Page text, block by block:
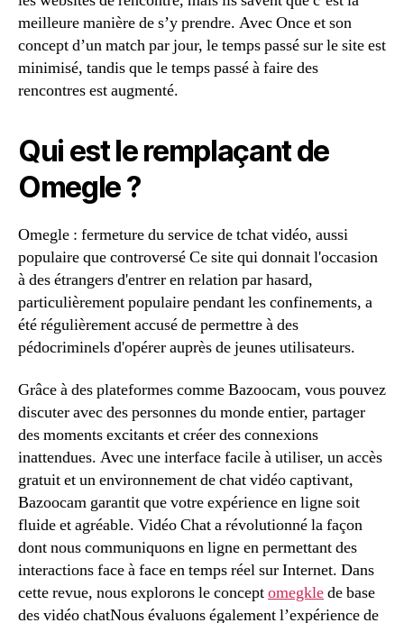
meilleure manière de s’y prendre. Avec Once et son
concept d’un match par jour, le temps passé sur le site est
minimisé, tandis que le temps passé à faire des
rencontres est augmenté.
Qui est le remplaçant de
Omegle ?
Omegle : fermeture du service de tchat vidéo, aussi
populaire que controversé Ce site qui donnait l'occasion
à des étrangers d'entrer en relation par hasard,
particulièrement populaire pendant les confinements, a
été régulièrement accusé de permettre à des
pédocriminels d'opérer auprès de jeunes utilisateurs.
Grâce à des plateformes comme Bazoocam, vous pouvez
discuter avec des personnes du monde entier, partager
des moments excitants et créer des connexions
inattendues. Avec une interface facile à utiliser, un accès
gratuit et un environnement de chat vidéo captivant,
Bazoocam garantit que votre expérience en ligne soit
fluide et agréable. Vidéo Chat a révolutionné la façon
dont nous communiquons en ligne en permettant des
interactions face à face en temps réel sur Internet. Dans
cette revue, nous explorons le conceptomegklede base
des vidéo chatNous évaluons également l’expérience de